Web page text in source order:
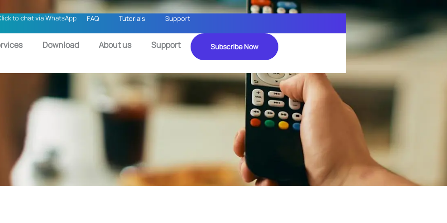
to chat via WhatsApp FAQ Tutorials Support
Download About us Support Subscribe Now